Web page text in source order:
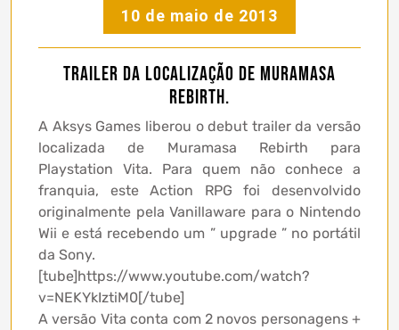
10 de maio de 2013
Trailer da localização de Muramasa
Rebirth.
A Aksys Games liberou o debut trailer da versão
localizada de Muramasa Rebirth para
Playstation Vita. Para quem não conhece a
franquia, este Action RPG foi desenvolvido
originalmente pela Vanillaware para o Nintendo
Wii e está recebendo um ” upgrade ” no portátil
da Sony.
[tube]https://www.youtube.com/watch?
v=NEKYkIztiM0[/tube]
A versão Vita conta com 2 novos personagens +